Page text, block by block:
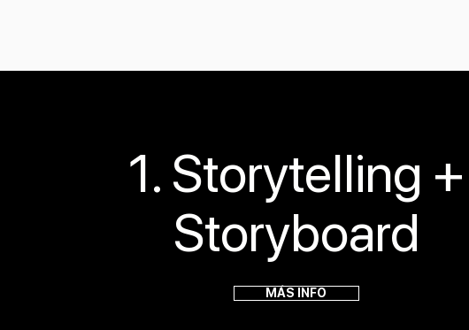
1. Storytelling +
Storyboard
MÁS INFO